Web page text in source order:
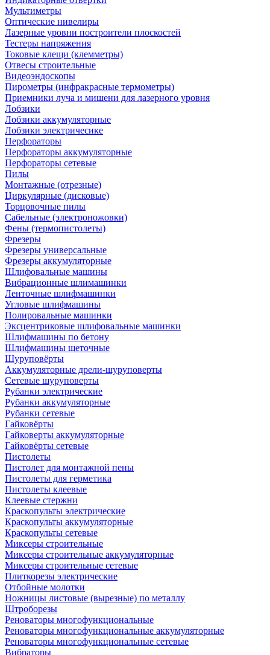
Мультиметры
Оптические нивелиры
Лазерные уровни построители плоскостей
Тестеры напряжения
Токовые клещи (клемметры)
Отвесы строительные
Видеоэндоскопы
Пирометры (инфракрасные термометры)
Приемники луча и мишени для лазерного уровня
Лобзики
Лобзики аккумуляторные
Лобзики электричесике
Перфораторы
Перфораторы аккумуляторные
Перфораторы сетевые
Пилы
Монтажные (отрезные)
Циркулярные (дисковые)
Торцовочные пилы
Сабельные (электроножовки)
Фены (термопистолеты)
Фрезеры
Фрезеры универсальные
Фрезеры аккумуляторные
Шлифовальные машины
Вибрационные шлимашинки
Ленточные шлифмашинки
Угловые шлифмашины
Полировальные машинки
Эксцентриковые шлифовальные машинки
Шлифмашины по бетону
Шлифмашины щеточные
Шуруповёрты
Аккумуляторные дрели-шуруповерты
Сетевые шуруповерты
Рубанки электрические
Рубанки аккумуляторные
Рубанки сетевые
Гайковёрты
Гайковерты аккумуляторные
Гайковёрты сетевые
Пистолеты
Пистолет для монтажной пены
Пистолеты для герметика
Пистолеты клеевые
Клеевые стержни
Краскопульты электрические
Краскопульты аккумуляторные
Краскопульты сетевые
Миксеры строительные
Миксеры строительные аккумуляторные
Миксеры строительные сетевые
Плиткорезы электрические
Отбойные молотки
Ножницы листовые (вырезные) по металлу
Штроборезы
Реноваторы многофункциональные
Реноваторы многофункциональные аккумуляторные
Реноваторы многофункциональные сетевые
Вибраторы